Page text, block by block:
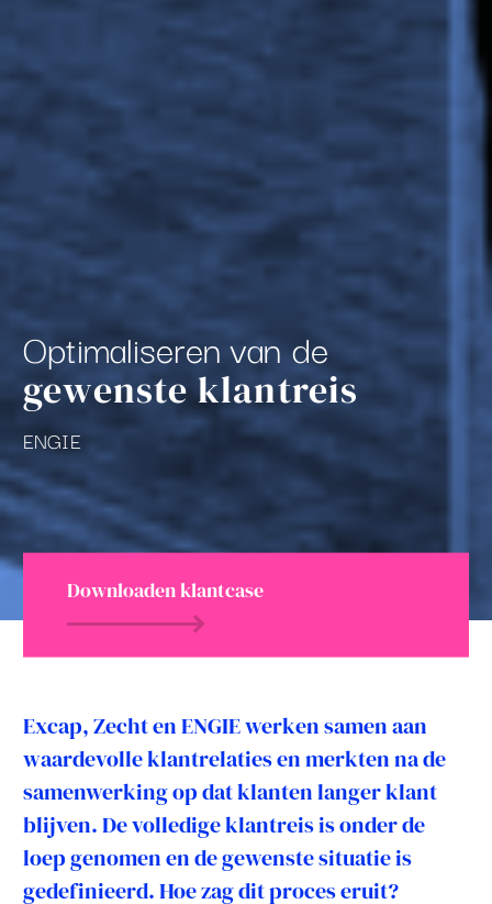
Optimaliseren van de
gewenste klantreis
ENGIE
Downloaden klantcase
Excap, Zecht en ENGIE werken samen aan
waardevolle klantrelaties en merkten na de
samenwerking op dat klanten langer klant
blijven. De volledige klantreis is onder de
loep genomen en de gewenste situatie is
gedefinieerd. Hoe zag dit proces eruit?